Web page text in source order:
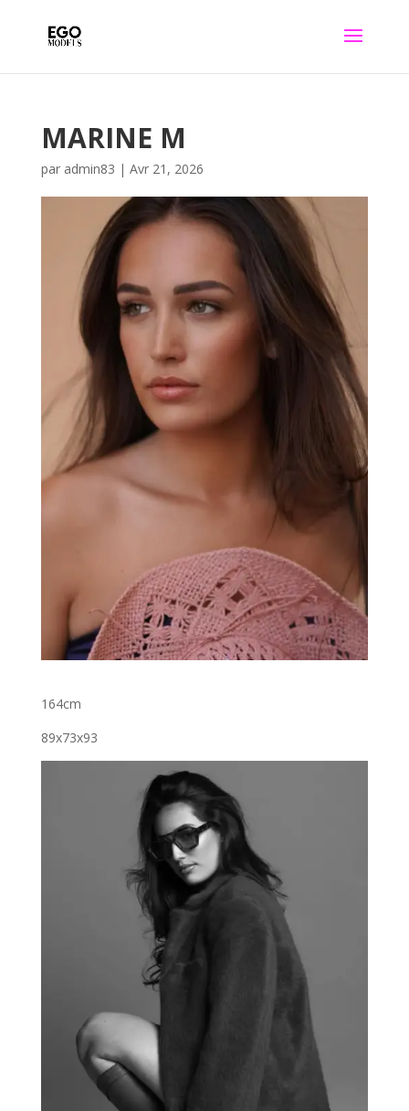
MARINE M
par admin83 | Avr 21, 2026
164cm
89x73x93